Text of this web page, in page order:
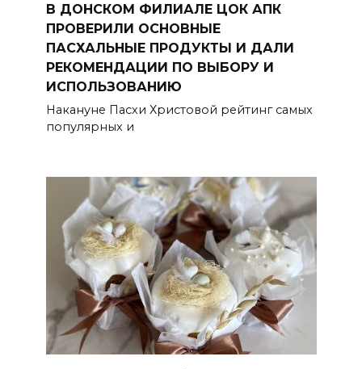
В ДОНСКОМ ФИЛИАЛЕ ЦОК АПК
ПРОВЕРИЛИ ОСНОВНЫЕ
ПАСХАЛЬНЫЕ ПРОДУКТЫ И ДАЛИ
РЕКОМЕНДАЦИИ ПО ВЫБОРУ И
ИСПОЛЬЗОВАНИЮ
Накануне Пасхи Христовой рейтинг самых
популярных и